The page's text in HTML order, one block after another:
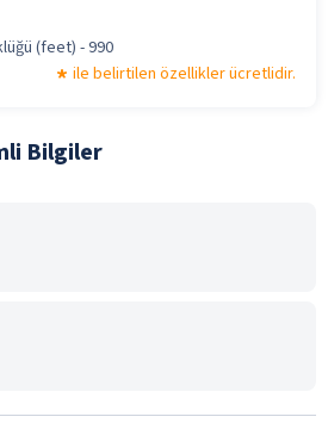
(feet) - 990
ile belirtilen özellikler ücretlidir.
Bilgiler